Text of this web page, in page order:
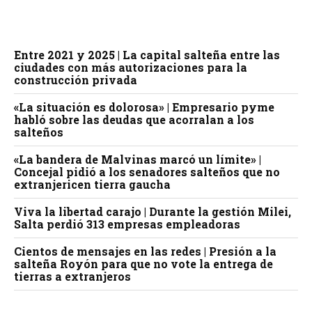
Entre 2021 y 2025 | La capital salteña entre las
ciudades con más autorizaciones para la
construcción privada
«La situación es dolorosa» | Empresario pyme
habló sobre las deudas que acorralan a los
salteños
«La bandera de Malvinas marcó un límite» |
Concejal pidió a los senadores salteños que no
extranjericen tierra gaucha
Viva la libertad carajo | Durante la gestión Milei,
Salta perdió 313 empresas empleadoras
Cientos de mensajes en las redes | Presión a la
salteña Royón para que no vote la entrega de
tierras a extranjeros